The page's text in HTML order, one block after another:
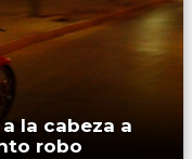
la cabeza a
robo